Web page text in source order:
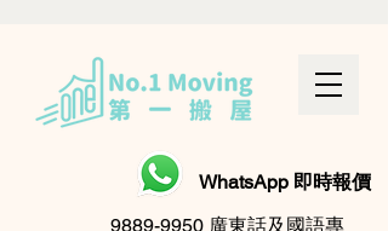
WhatsApp 即時報價
9889-9950 廣東話及國語專